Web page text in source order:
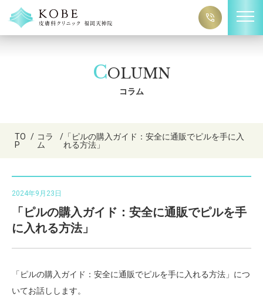
COLUMN
コラム
TO
P
/ コラ
ム
/「ピルの購入ガイド：安全に通販でピルを手に入
れる方法」
2024年9月23日
「ピルの購入ガイド：安全に通販でピルを手
に入れる方法」
「ピルの購入ガイド：安全に通販でピルを手に入れる方法」につ
いてお話しします。